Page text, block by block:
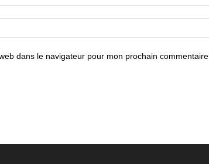
dans le navigateur pour mon prochain commentaire.